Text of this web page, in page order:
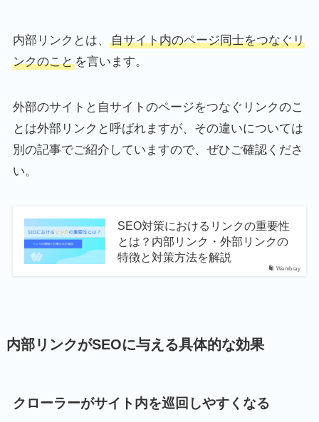
内部リンクとは、
自サイト内のページ同士をつなぐリ
ンクのことを言います。
外部のサイトと自サイトのページをつなぐリンクのこ
とは外部リンクと呼ばれますが、その違いについては
別の記事でご紹介していますので、ぜひご確認くださ
い。
Wembray
SEO対策におけるリンクの重要性
とは？内部リンク・外部リンクの
特徴と対策方法を解説
内部リンクがSEOに与える具体的な効果
クローラーがサイト内を巡回しやすくなる